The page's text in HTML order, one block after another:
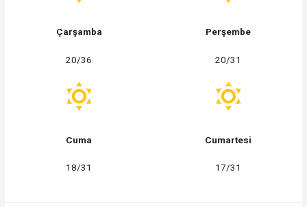
Çarşamba
20/36
Perşembe
20/31
Cuma
18/31
Cumartesi
17/31